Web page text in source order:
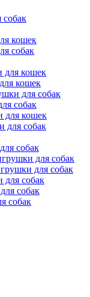
кошек
собак
для кошек
кошек
для собак
собак
для кошек
для собак
собак
для собак
для собак
собак
собак
собак